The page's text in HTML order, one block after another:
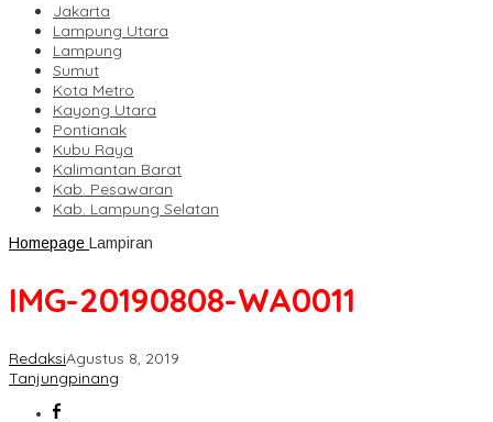
Jakarta
Lampung Utara
Lampung
Sumut
Kota Metro
Kayong Utara
Pontianak
Kubu Raya
Kalimantan Barat
Kab. Pesawaran
Kab. Lampung Selatan
Homepage Lampiran
IMG-20190808-WA0011
RedaksiAgustus 8, 2019
Tanjungpinang